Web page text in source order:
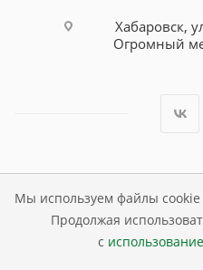
Мы используем файлы
Продолжая
с
Хабаровск,
Огромный